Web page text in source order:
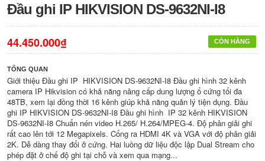
Đầu ghi IP HIKVISION DS-9632NI-I8
CÒN HÀNG
44.450.000₫
TỔNG QUAN
Giới thiệu Đầu ghi IP HIKVISION DS-9632NI-I8 Đầu ghi hình 32 kênh
camera IP Hikvision có khả năng nâng cấp dung lượng ổ cứng tối đa
48TB, xem lại đồng thời 16 kênh giúp khả năng quản lý tiện dụng. Đầu
ghi IP HIKVISION DS-9632NI-I8 Đầu ghi hình IP 32 kênh HIKVISION
DS-9632NI-I8 Chuẩn nén video H.265/ H.264/MPEG-4. Độ phân giải ghi
rất cao lên tới 12 Megapixels. Cổng ra HDMI 4K và VGA với độ phân giải
2K. Dễ dàng thay đổi ở cứng. Hai luồng dữ liệu độc lập Dual Stream cho
phép đặt ở chế độ ghi tại chỗ và xem qua mạng...